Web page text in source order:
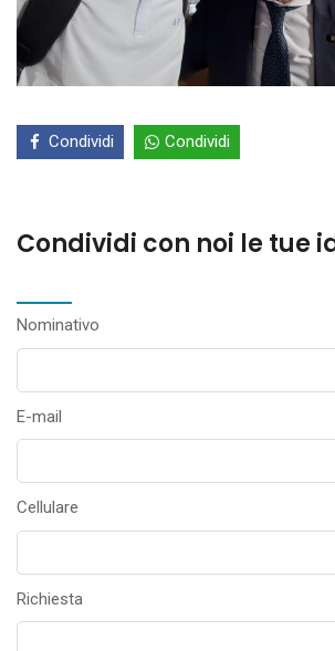
Condividi Condividi
Condividi con noi le tue
Nominativo
E-mail
Cellulare
Richiesta